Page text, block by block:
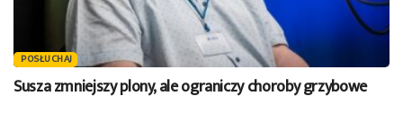
POSŁUCHAJ
Susza zmniejszy plony, ale ograniczy choroby grzybowe